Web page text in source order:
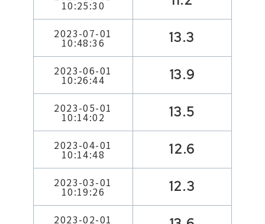
10:25:30
2023-07-01
10:48:36 13.3
2023-06-01
10:26:44 13.9
2023-05-01
10:14:02 13.5
2023-04-01
10:14:48 12.6
2023-03-01
10:19:26 12.3
2023-02-01